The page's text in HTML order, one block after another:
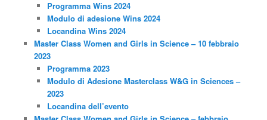
Programma Wins 2024
Modulo di adesione Wins 2024
Locandina Wins 2024
Master Class Women and Girls in Science – 10 febbraio
2023
Programma 2023
Modulo di Adesione Masterclass W&G in Sciences –
2023
Locandina dell’evento